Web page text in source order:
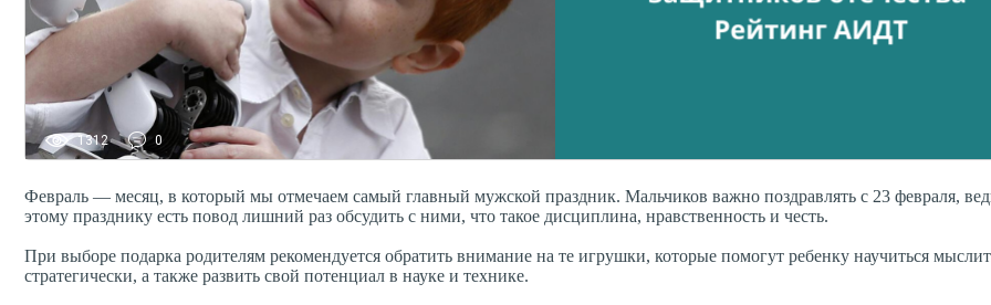
1312 0
Февраль — месяц, в который мы отмечаем самый главный мужской праздник. Мальчиков важно поздравлять с 23 февраля,
этому празднику есть повод лишний раз обсудить с ними, что такое дисциплина, нравственность и честь.
При выборе подарка родителям рекомендуется обратить внимание на те игрушки, которые помогут ребенку научиться
стратегически, а также развить свой потенциал в науке и технике.